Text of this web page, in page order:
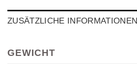
ZUSÄTZLICHE INFORMATIONEN
GEWICHT